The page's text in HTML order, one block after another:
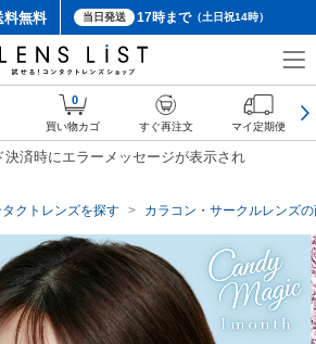
料無料 当日発送 17時まで（土日祝14時）
決済時にエラーメッセージが表示され
クトレンズを探す カラコン・サークルレンズ
0
買い物カゴ すぐ再注文 マイ定期便
クーポン詳細